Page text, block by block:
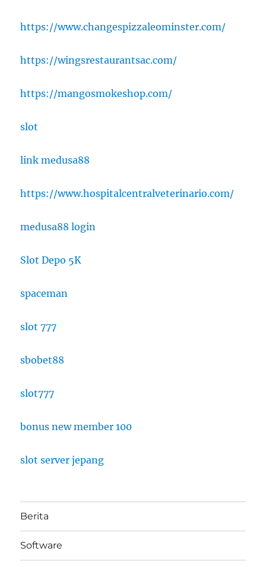
https://www.changespizzaleominster.com/
https://wingsrestaurantsac.com/
https://mangosmokeshop.com/
slot
link medusa88
https://www.hospitalcentralveterinario.com/
medusa88 login
Slot Depo 5K
spaceman
slot 777
sbobet88
slot777
bonus new member 100
slot server jepang
Berita
Software